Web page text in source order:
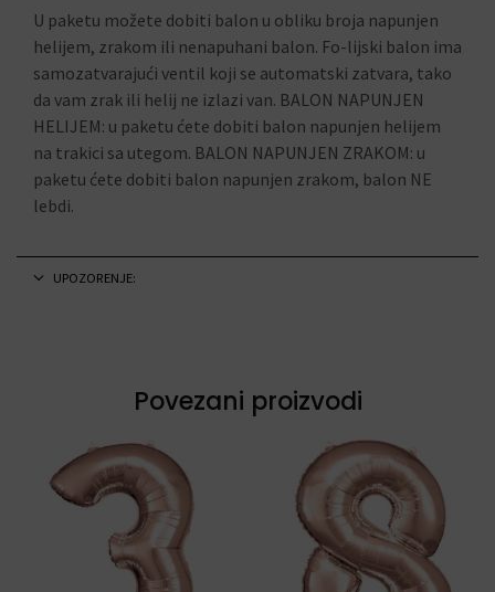
U paketu možete dobiti balon u obliku broja napunjen
helijem, zrakom ili nenapuhani balon. Fo-lijski balon ima
samozatvarajući ventil koji se automatski zatvara, tako
da vam zrak ili helij ne izlazi van. BALON NAPUNJEN
HELIJEM: u paketu ćete dobiti balon napunjen helijem
na trakici sa utegom. BALON NAPUNJEN ZRAKOM: u
paketu ćete dobiti balon napunjen zrakom, balon NE
lebdi.
UPOZORENJE:
Povezani proizvodi